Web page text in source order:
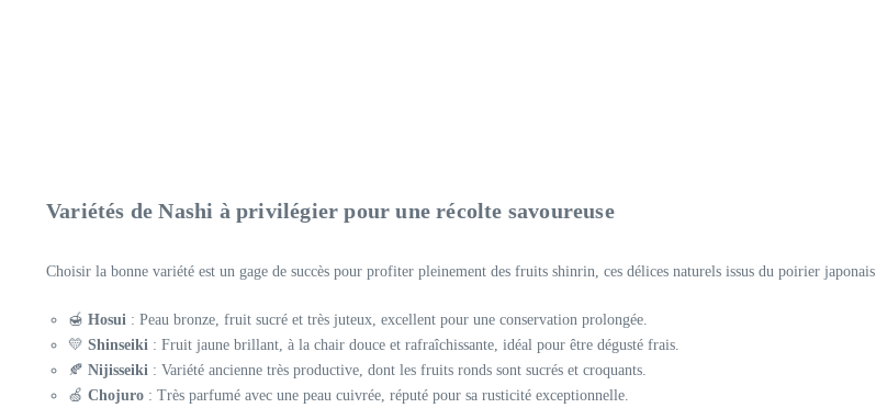
Variétés de Nashi à privilégier pour une récolte savoureuse
Choisir la bonne variété est un gage de succès pour profiter pleinement des fruits shinrin, ces délices naturels issus du poirier japonais.
🍯 Hosui : Peau bronze, fruit sucré et très juteux, excellent pour une conservation prolongée.
💛 Shinseiki : Fruit jaune brillant, à la chair douce et rafraîchissante, idéal pour être dégusté frais.
🍂 Nijisseiki : Variété ancienne très productive, dont les fruits ronds sont sucrés et croquants.
🍏 Chojuro : Très parfumé avec une peau cuivrée, réputé pour sa rusticité exceptionnelle.